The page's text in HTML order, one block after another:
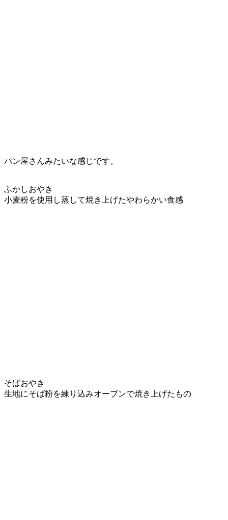
パン屋さんみたいな感じです。
ふかしおやき
小麦粉を使用し蒸して焼き上げたやわらかい食感
そばおやき
生地にそば粉を練り込みオーブンで焼き上げたもの